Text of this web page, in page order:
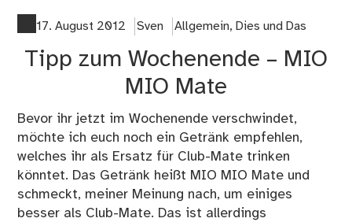
17. August 2012 Sven Allgemein, Dies und Das
Tipp zum Wochenende – MIO
MIO Mate
Bevor ihr jetzt im Wochenende verschwindet,
möchte ich euch noch ein Getränk empfehlen,
welches ihr als Ersatz für Club-Mate trinken
könntet. Das Getränk heißt MIO MIO Mate und
schmeckt, meiner Meinung nach, um einiges
besser als Club-Mate. Das ist allerdings